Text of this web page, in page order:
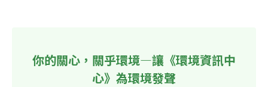
你的關心，關乎環境—讓《環境資訊中
心》為環境發聲